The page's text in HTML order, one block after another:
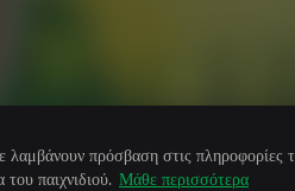
λαμβάνουν πρόσβαση στις
παιχνιδιού. Μάθε περισσότερα